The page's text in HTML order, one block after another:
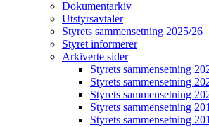
Dokumentarkiv
Utstyrsavtaler
Styrets sammensetning 2025/26
Styret informerer
Arkiverte sider
Styrets sammensetning
Styrets sammensetning
Styrets sammensetning
Styrets sammensetning
Styrets sammensetning